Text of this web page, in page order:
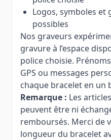
Logos, symboles et
possibles
Nos graveurs
gravure à l’espace
police choisie.
GPS ou messages
chaque bracelet en un
Remarque : Les
peuvent être ni
remboursés. Merci de
longueur du bracelet